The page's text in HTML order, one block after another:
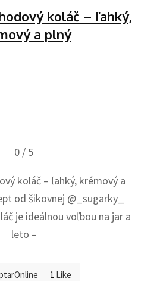
koláč – ľahký,
a plný
0 / 5
koláč – ľahký, krémový a
od šikovnej @_sugarky_
je ideálnou voľbou na jar a
leto –
1 Like